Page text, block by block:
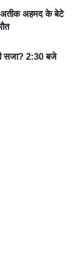
अतीक अहमद के बेटे
सजा? 2:30 बजे